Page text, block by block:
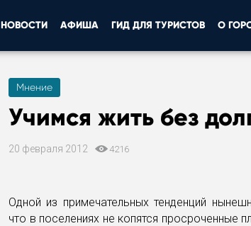
НОВОСТИ АФИША ГИД ДЛЯ ТУРИСТОВ О
Мнение
Учимся жить без
20 февраля 2012 4216
Одной из примечательных тенденций
что в поселениях не копятся просроченные